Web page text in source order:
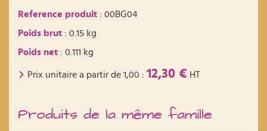
Reference produit : 00BG04
Poids brut : 0.15 kg
Poids net : 0.111 kg
Prix unitaire a partir de 1,00 : 12,30 € HT
Produits de la même famille